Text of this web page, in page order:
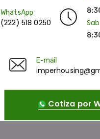
WhatsApp
(222) 518 0250 Sab
E-mail
Cotiza por